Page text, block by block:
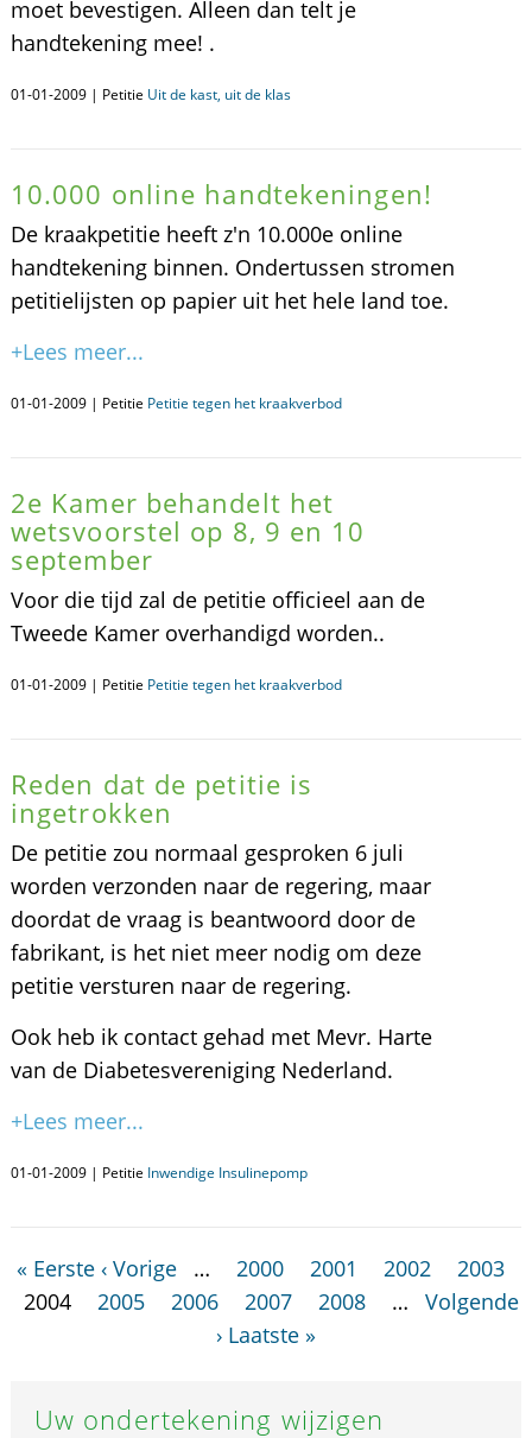
moet bevestigen. Alleen dan telt je
handtekening mee! .
01-01-2009 | Petitie Uit de kast, uit de klas
10.000 online handtekeningen!
De kraakpetitie heeft z'n 10.000e online
handtekening binnen. Ondertussen stromen
petitielijsten op papier uit het hele land toe.
+Lees meer...
01-01-2009 | Petitie Petitie tegen het kraakverbod
2e Kamer behandelt het
wetsvoorstel op 8, 9 en 10
september
Voor die tijd zal de petitie officieel aan de
Tweede Kamer overhandigd worden..
01-01-2009 | Petitie Petitie tegen het kraakverbod
Reden dat de petitie is
ingetrokken
De petitie zou normaal gesproken 6 juli
worden verzonden naar de regering, maar
doordat de vraag is beantwoord door de
fabrikant, is het niet meer nodig om deze
petitie versturen naar de regering.
Ook heb ik contact gehad met Mevr. Harte
van de Diabetesvereniging Nederland.
+Lees meer...
01-01-2009 | Petitie Inwendige Insulinepomp
« Eerste ‹ Vorige … 2000 2001 2002
2003
2004
2005 2006 2007 2008 …
Volgende
› Laatste »
Uw ondertekening wijzigen